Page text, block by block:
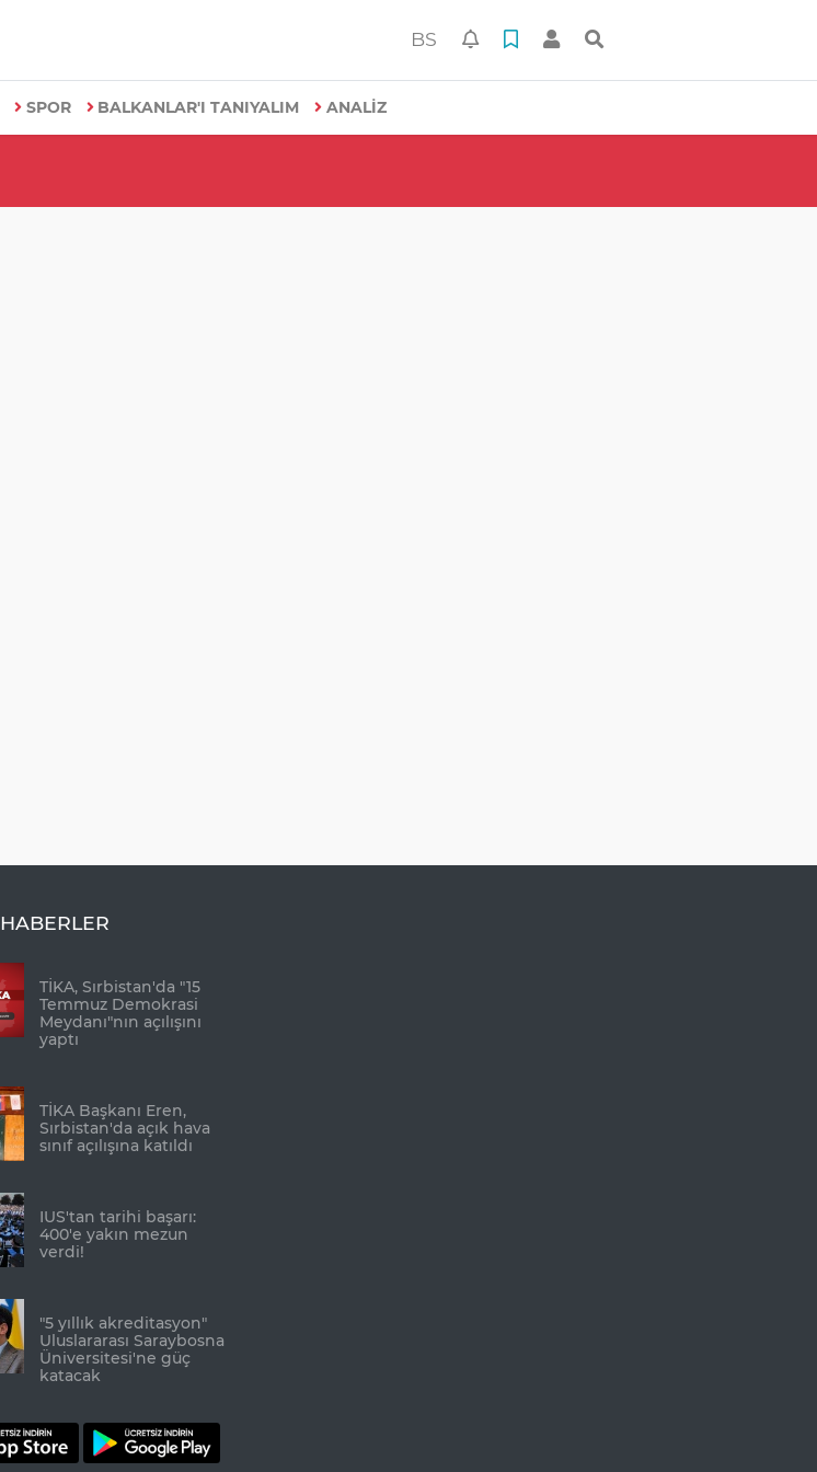
BS
SPOR BALKANLAR'I TANIYALIM ANALİZ
HABERLER
TİKA, Sırbistan'da "15
Temmuz Demokrasi
Meydanı"nın açılışını
yaptı
TİKA Başkanı Eren,
Sırbistan'da açık hava
sınıf açılışına katıldı
IUS'tan tarihi başarı:
400'e yakın mezun
verdi!
"5 yıllık akreditasyon"
Uluslararası Saraybosna
Üniversitesi'ne güç
katacak